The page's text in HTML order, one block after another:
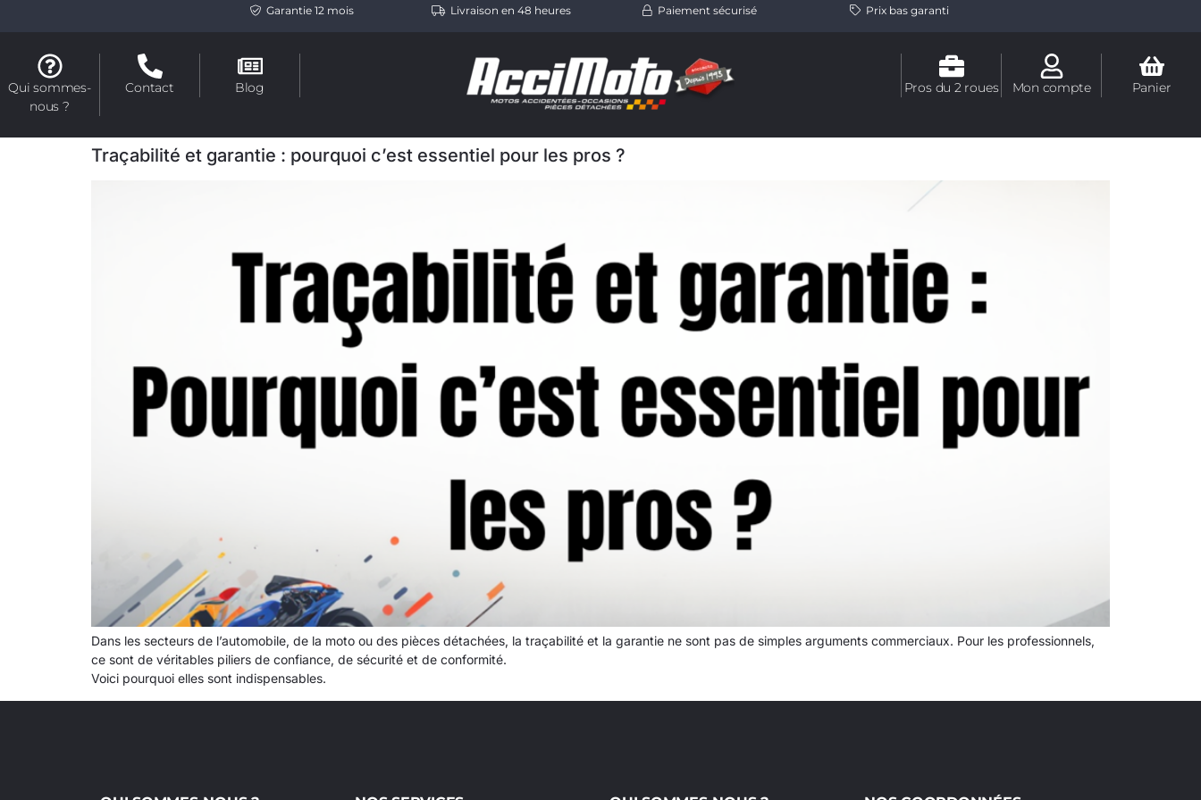
Garantie 12 mois Livraison en 48 heures Paiement sécurisé Prix bas garanti
Qui sommes-
nous ?
Contact Blog Pros du 2 roues Mon compte Panier
Traçabilité et garantie : pourquoi c’est essentiel pour les pros ?
Dans les secteurs de l’automobile, de la moto ou des pièces détachées, la traçabilité et la garantie ne sont pas de simples arguments commerciaux. Pour les professionnels,
ce sont de véritables piliers de confiance, de sécurité et de conformité.
Voici pourquoi elles sont indispensables.